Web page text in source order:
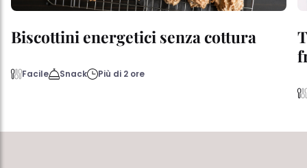
Biscottini energetici senza cottura
Facile Snack Più di 2 ore